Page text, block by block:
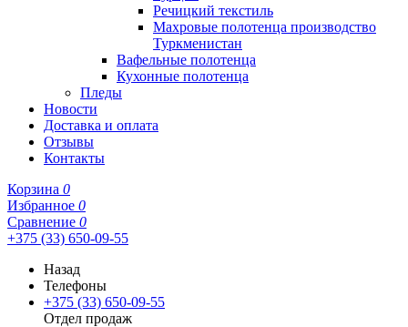
Речицкий текстиль
Махровые полотенца производство
Туркменистан
Вафельные полотенца
Кухонные полотенца
Пледы
Новости
Доставка и оплата
Отзывы
Контакты
Корзина 0
Избранное 0
Сравнение 0
+375 (33) 650-09-55
Назад
Телефоны
+375 (33) 650-09-55
Отдел продаж